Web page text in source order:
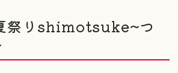
祭りshimotsuke~つ